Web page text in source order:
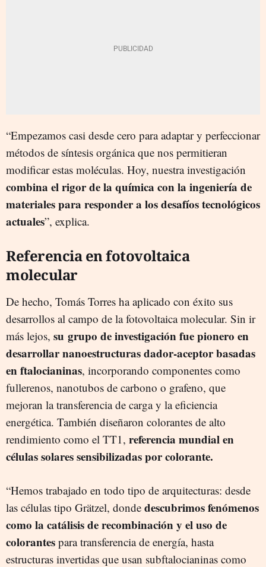
“Empezamos casi desde cero para adaptar y perfeccionar
métodos de síntesis orgánica que nos permitieran
modificar estas moléculas. Hoy, nuestra investigación
combina el rigor de la química con la ingeniería de
materiales para responder a los desafíos tecnológicos
actuales”, explica.
Referencia en fotovoltaica
molecular
De hecho, Tomás Torres ha aplicado con éxito sus
desarrollos al campo de la fotovoltaica molecular. Sin ir
más lejos, su grupo de investigación fue pionero en
desarrollar nanoestructuras dador-aceptor basadas
en ftalocianinas, incorporando componentes como
fullerenos, nanotubos de carbono o grafeno, que
mejoran la transferencia de carga y la eficiencia
energética. También diseñaron colorantes de alto
rendimiento como el TT1, referencia mundial en
células solares sensibilizadas por colorante.
“Hemos trabajado en todo tipo de arquitecturas: desde
las células tipo Grätzel, donde descubrimos fenómenos
como la catálisis de recombinación y el uso de
colorantes para transferencia de energía, hasta
estructuras invertidas que usan subftalocianinas como